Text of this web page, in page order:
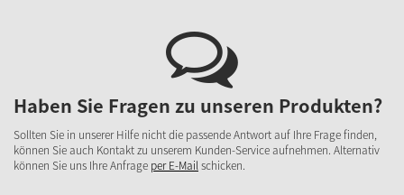
Haben Sie Fragen zu unseren Produkten?
Sollten Sie in unserer Hilfe nicht die passende Antwort auf Ihre Frage finden,
können Sie auch Kontakt zu unserem Kunden-Service aufnehmen. Alternativ
können Sie uns Ihre Anfrage per E-Mailschicken.